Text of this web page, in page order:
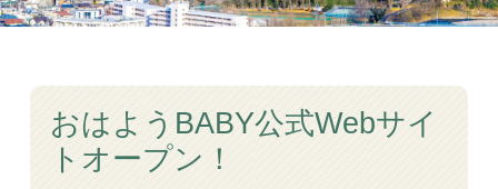
おはようBABY公式Webサイ
トオープン！